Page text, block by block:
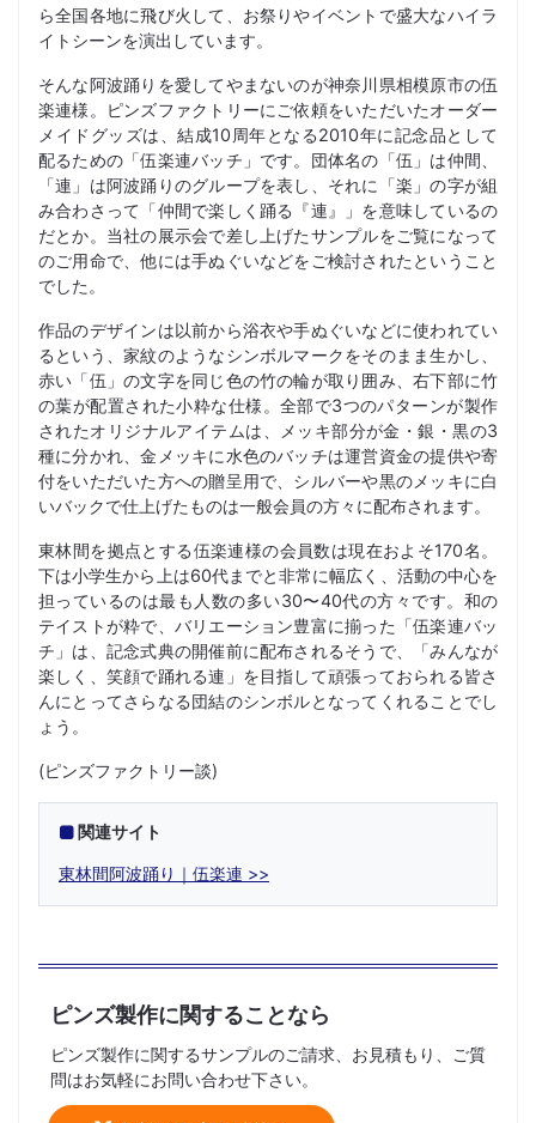
ら全国各地に飛び火して、お祭りやイベントで盛大なハイラ
イトシーンを演出しています。
そんな阿波踊りを愛してやまないのが神奈川県相模原市の伍
楽連様。ピンズファクトリーにご依頼をいただいたオーダー
メイドグッズは、結成10周年となる2010年に記念品として
配るための「伍楽連バッチ」です。団体名の「伍」は仲間、
「連」は阿波踊りのグループを表し、それに「楽」の字が組
み合わさって「仲間で楽しく踊る『連』」を意味しているの
だとか。当社の展示会で差し上げたサンプルをご覧になって
のご用命で、他には手ぬぐいなどをご検討されたということ
でした。
作品のデザインは以前から浴衣や手ぬぐいなどに使われてい
るという、家紋のようなシンボルマークをそのまま生かし、
赤い「伍」の文字を同じ色の竹の輪が取り囲み、右下部に竹
の葉が配置された小粋な仕様。全部で3つのパターンが製作
されたオリジナルアイテムは、メッキ部分が金・銀・黒の3
種に分かれ、金メッキに水色のバッチは運営資金の提供や寄
付をいただいた方への贈呈用で、シルバーや黒のメッキに白
いバックで仕上げたものは一般会員の方々に配布されます。
東林間を拠点とする伍楽連様の会員数は現在およそ170名。
下は小学生から上は60代までと非常に幅広く、活動の中心を
担っているのは最も人数の多い30〜40代の方々です。和の
テイストが粋で、バリエーション豊富に揃った「伍楽連バッ
チ」は、記念式典の開催前に配布されるそうで、「みんなが
楽しく、笑顔で踊れる連」を目指して頑張っておられる皆さ
んにとってさらなる団結のシンボルとなってくれることでし
ょう。
(ピンズファクトリー談)
関連サイト
東林間阿波踊り｜伍楽連
ピンズ製作に関することなら
ピンズ製作に関するサンプルのご請求、お見積もり、ご質
問はお気軽にお問い合わせ下さい。